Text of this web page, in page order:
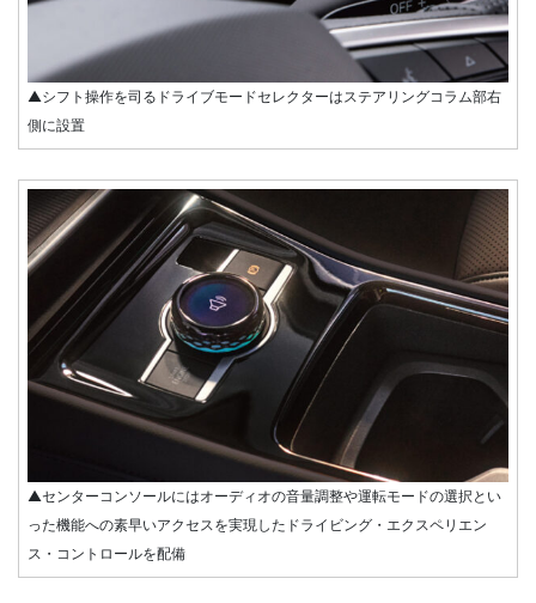
▲シフト操作を司るドライブモードセレクターはステアリングコラム部右
側に設置
▲センターコンソールにはオーディオの音量調整や運転モードの選択とい
った機能への素早いアクセスを実現したドライビング・エクスペリエン
ス・コントロールを配備